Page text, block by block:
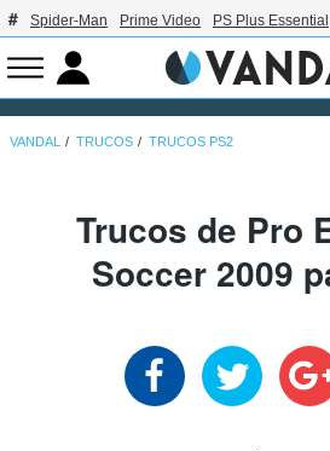
Spider-Man Prime Video PS Plus Essential
VANDAL TRUCOS TRUCOS PS2
Trucos de Pro
Soccer 2009